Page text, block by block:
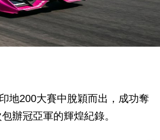
地200大賽中脫穎而出，成功奪
辦冠亞軍的輝煌紀錄。